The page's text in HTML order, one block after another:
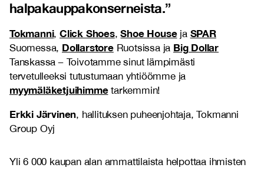
halpakauppakonserneista.”
Tokmanni,Click Shoes,Shoe Houseja SPAR
Suomessa, DollarstoreRuotsissa ja Big Dollar
Tanskassa–Toivotamme sinut lämpimästi
tervetulleeksi tutustumaan yhtiöömme ja
myymäläketjuihimmetarkemmin!
Erkki Järvinen, hallituksen puheenjohtaja, Tokmanni
Group Oyj
Yli 6 000 kaupan alan ammattilaista helpottaa ihmisten